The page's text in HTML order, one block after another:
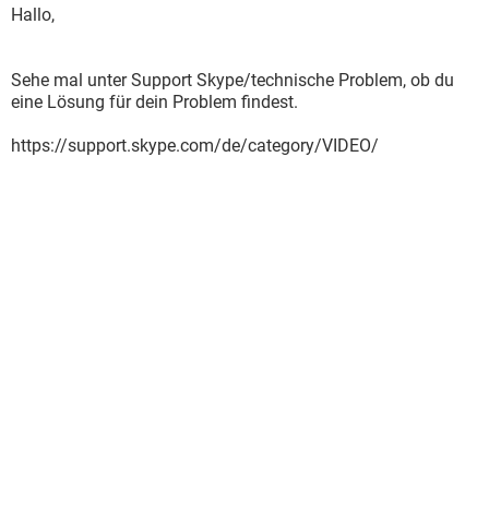
Hallo,
Sehe mal unter Support Skype/technische Problem, ob du
eine Lösung für dein Problem findest.
https://support.skype.com/de/category/VIDEO/